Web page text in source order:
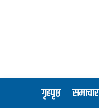
गृहपृष्ठ समाचार